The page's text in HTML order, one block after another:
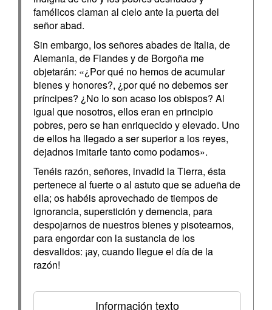
famélicos claman al cielo ante la puerta del
señor abad.
Sin embargo, los señores abades de Italia, de
Alemania, de Flandes y de Borgoña me
objetarán: «¿Por qué no hemos de acumular
bienes y honores?, ¿por qué no debemos ser
príncipes? ¿No lo son acaso los obispos? Al
igual que nosotros, ellos eran en principio
pobres, pero se han enriquecido y elevado. Uno
de ellos ha llegado a ser superior a los reyes,
dejadnos imitarle tanto como podamos».
Tenéis razón, señores, invadid la Tierra, ésta
pertenece al fuerte o al astuto que se adueña de
ella; os habéis aprovechado de tiempos de
ignorancia, superstición y demencia, para
despojarnos de nuestros bienes y pisotearnos,
para engordar con la sustancia de los
desvalidos: ¡ay, cuando llegue el día de la
razón!
Información texto